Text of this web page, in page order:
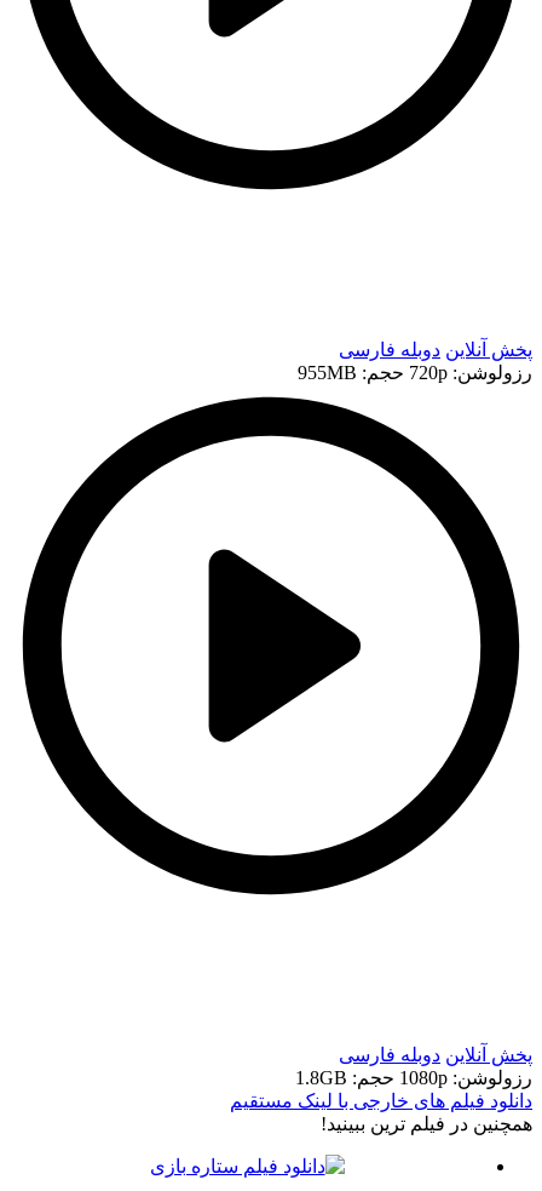
پخش آنلاین دوبله فارسی
رزولوشن: 720p
حجم: 955MB
پخش آنلاین دوبله فارسی
رزولوشن: 1080p
حجم: 1.8GB
دانلود فیلم های خارجی با لینک مستقیم
همچنين در فيلم ترين ببينيد!